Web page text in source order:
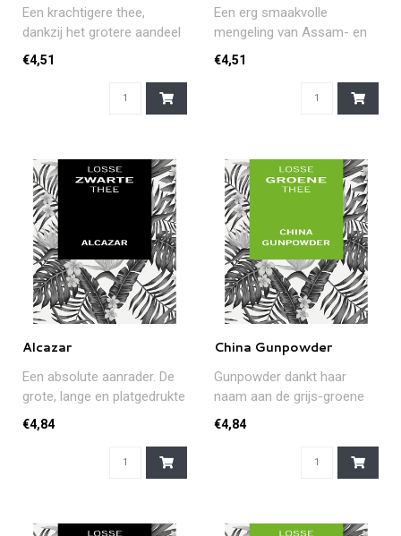
Een krachtigere thee,
dankzij het grotere aandeel
Assam-thee. De ideale
'wake-u..
€4,51
Een erg smaakvolle
mengeling van Assam- en
Ceylonthee. Het resultaat is
een tas..
€4,51
Alcazar
Een absolute aanrader. De
grote, lange en platgedrukte
bladeren zorgen voor een..
€4,84
China Gunpowder
Gunpowder dankt haar
naam aan de grijs-groene
balletjes van opgerolde
bladeren d..
€4,84